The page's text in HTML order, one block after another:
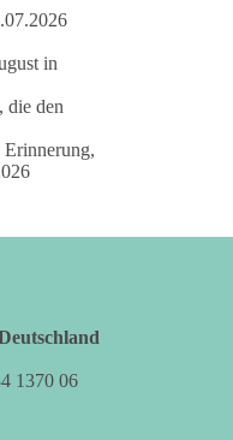
ansehen
besser
wird.
in
die den
Erinnerung,
1370 06